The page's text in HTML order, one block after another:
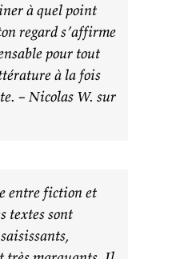
à quel point
regard s’affirme
pour tout
à la fois
– Nicolas W. sur
entre fiction et
textes sont